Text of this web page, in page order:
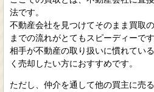
法です。
不動産会社を見つけてそのまま買取
までの流れがとてもスピーディーです
相手が不動産の取り扱いに慣れてい
く売却したい方におすすめです。
ただし、仲介を通して他の買主に売